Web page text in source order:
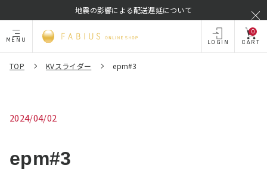
地震の影響による配送遅延について
MENU LOGIN
0
CART
TOP KVスライダー epm#3
2024/04/02
epm#3